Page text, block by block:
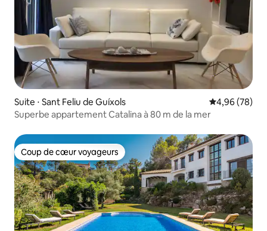
Suite ⋅ Sant Feliu de Guíxols Évaluation
4,96 (78)
Superbe appartement Catalina à 80 m de la mer
Coup de cœur voyageurs
Coup de cœur voyageurs